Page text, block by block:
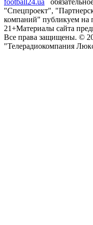
football24.ua
"Спецпроект",
компаний" публикуем на
21+Материалы сайта
Все права защищены. ©
"Телерадиокомпания